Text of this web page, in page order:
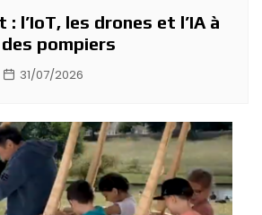
l’IoT, les drones et l’IA à
pompiers
31/07/2026